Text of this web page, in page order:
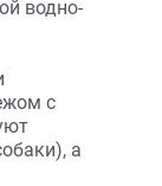
водно-
с
а